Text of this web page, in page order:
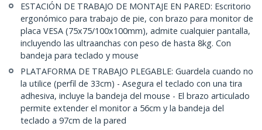
ESTACIÓN DE TRABAJO DE MONTAJE EN PARED: Escritorio
ergonómico para trabajo de pie, con brazo para monitor de
placa VESA (75x75/100x100mm), admite cualquier pantalla,
incluyendo las ultraanchas con peso de hasta 8kg. Con
bandeja para teclado y mouse
PLATAFORMA DE TRABAJO PLEGABLE: Guardela cuando no
la utilice (perfil de 33cm) - Asegura el teclado con una tira
adhesiva, incluye la bandeja del mouse - El brazo articulado
permite extender el monitor a 56cm y la bandeja del
teclado a 97cm de la pared